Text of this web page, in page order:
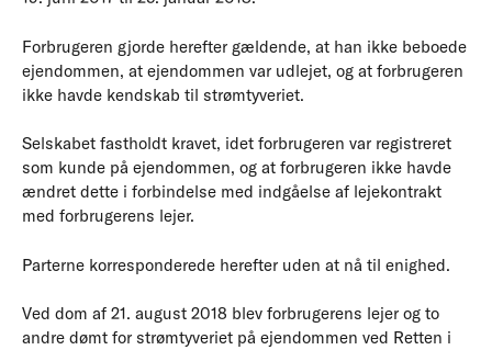
Forbrugeren gjorde herefter gældende, at han ikke beboede
ejendommen, at ejendommen var udlejet, og at forbrugeren
ikke havde kendskab til strømtyveriet.
Selskabet fastholdt kravet, idet forbrugeren var registreret
som kunde på ejendommen, og at forbrugeren ikke havde
ændret dette i forbindelse med indgåelse af lejekontrakt
med forbrugerens lejer.
Parterne korresponderede herefter uden at nå til enighed.
Ved dom af 21. august 2018 blev forbrugerens lejer og to
andre dømt for strømtyveriet på ejendommen ved Retten i